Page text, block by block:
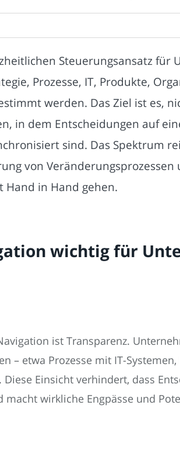
Steuerungsansatz
Prozesse, IT, Produkte,
werden. Das Ziel ist es,
in dem Entscheidungen auf
sind. Das Spektrum
von Veränderungsprozessen
Hand in Hand gehen.
wichtig für
ist Transparenz.
– etwa Prozesse mit IT-
Einsicht verhindert, dass
wirkliche Engpässe und